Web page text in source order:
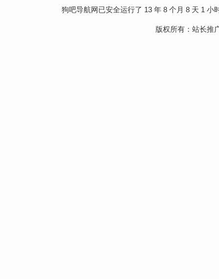
狗吧导航网已安全运行了 13 年 8 个月 8 天 1 小
版权所有： 站长推